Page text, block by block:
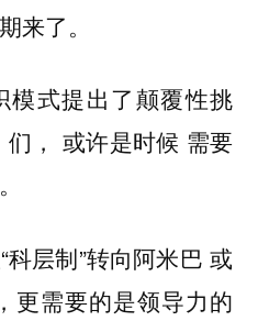
来了。
模式提出了颠覆性挑
， 或许是时候 需要
层制”转向阿米巴 或
更需要的是领导力的